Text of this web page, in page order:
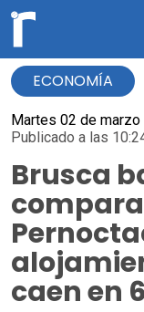
ECONOMÍA
Martes 02 de marzo
Publicado a las
Brusca
caen en